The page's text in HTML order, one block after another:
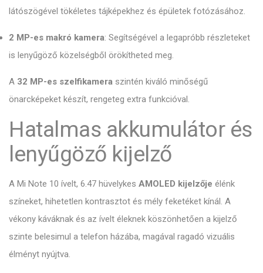
látószögével tökéletes tájképekhez és épületek fotózásához.
2 MP-es makró kamera: Segítségével a legapróbb részleteket
is lenyűgöző közelségből örökítheted meg.
A 32 MP-es szelfikamera szintén kiváló minőségű
önarcképeket készít, rengeteg extra funkcióval.
Hatalmas akkumulátor és
lenyűgöző kijelző
A Mi Note 10 ívelt, 6.47 hüvelykes AMOLED kijelzője élénk
színeket, hihetetlen kontrasztot és mély feketéket kínál. A
vékony káváknak és az ívelt éleknek köszönhetően a kijelző
szinte belesimul a telefon házába, magával ragadó vizuális
élményt nyújtva.